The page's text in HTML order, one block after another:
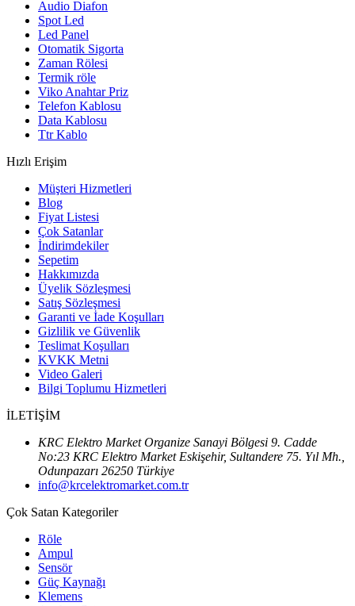
Audio Diafon
Spot Led
Led Panel
Otomatik Sigorta
Zaman Rölesi
Termik röle
Viko Anahtar Priz
Telefon Kablosu
Data Kablosu
Ttr Kablo
Hızlı Erişim
Müşteri Hizmetleri
Blog
Fiyat Listesi
Çok Satanlar
İndirimdekiler
Sepetim
Hakkımızda
Üyelik Sözleşmesi
Satış Sözleşmesi
Garanti ve İade Koşulları
Gizlilik ve Güvenlik
Teslimat Koşulları
KVKK Metni
Video Galeri
Bilgi Toplumu Hizmetleri
İLETİŞİM
KRC Elektro Market Organize Sanayi Bölgesi 9. Cadde
No:23 KRC Elektro Market Eskişehir, Sultandere 75. Yıl Mh.,
Odunpazarı 26250 Türkiye
info@krcelektromarket.com.tr
Çok Satan Kategoriler
Röle
Ampul
Sensör
Güç Kaynağı
Klemens